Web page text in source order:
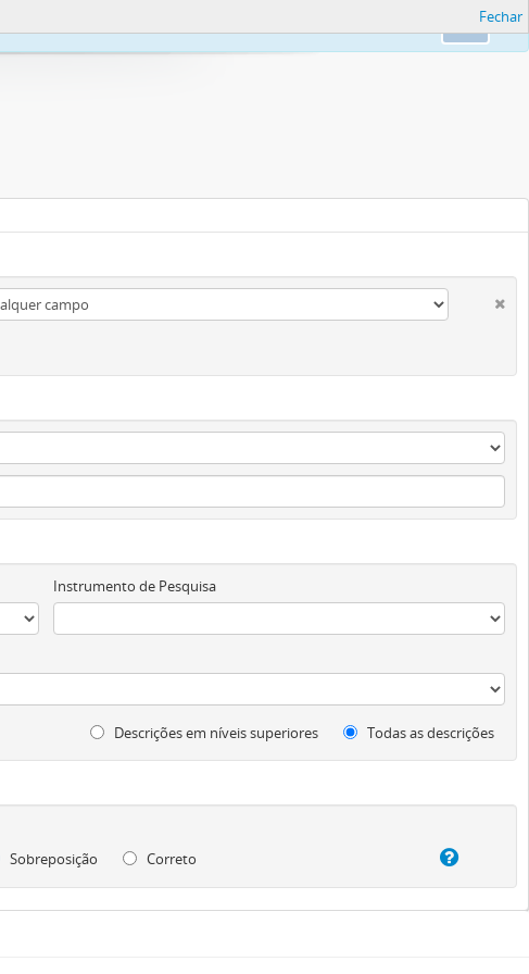
Fechar
Instrumento de Pesquisa
Descrições em níveis superiores Todas as descrições
Sobreposição
Correto